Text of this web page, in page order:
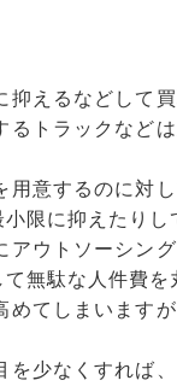
えるなどして
トラックなど
意するのに対
限に抑えたりし
ウトソーシン
無駄な人件費を
てしまいます
少なくすれば